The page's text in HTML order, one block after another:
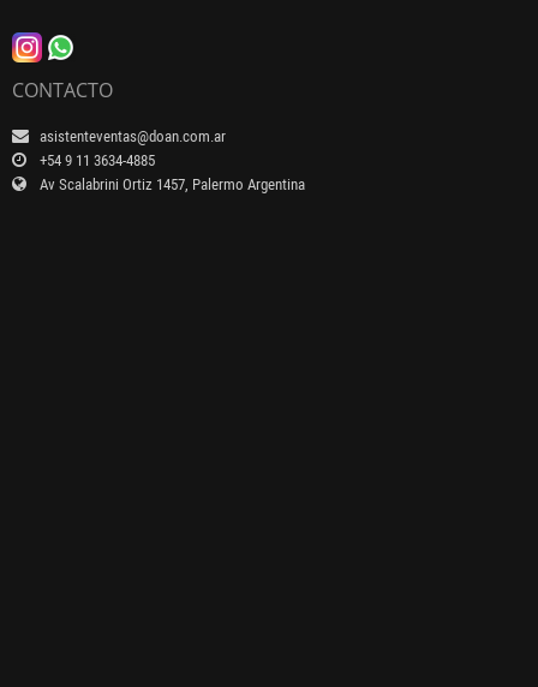
CONTACTO
asistenteventas@doan.com.ar
+54 9 11 3634-4885
Av Scalabrini Ortiz 1457, Palermo Argentina